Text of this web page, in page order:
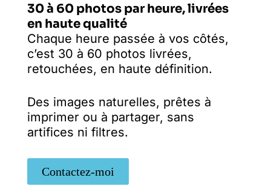
30 à 60 photos par heure, livrées
en haute qualité
Chaque heure passée à vos côtés,
c’est 30 à 60 photos livrées,
retouchées, en haute définition.
Des images naturelles, prêtes à
imprimer ou à partager, sans
artifices ni filtres.
Contactez-moi